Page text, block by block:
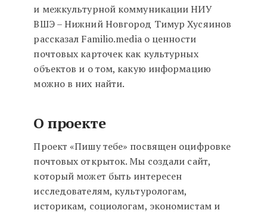
и межкультурной коммуникации НИУ
ВШЭ – Нижний Новгород Тимур Хусяинов
рассказал Familio.media о ценности
почтовых карточек как культурных
объектов и о том, какую информацию
можно в них найти.
О проекте
Проект «Пишу тебе» посвящен оцифровке
почтовых открыток. Мы создали сайт,
который может быть интересен
исследователям, культурологам,
историкам, социологам, экономистам и